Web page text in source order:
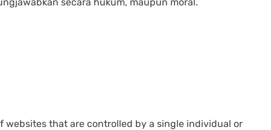
websites that are controlled by a single individual or